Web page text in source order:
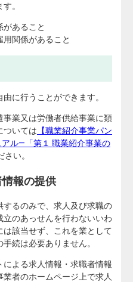
。
があること
用関係があること
に行うことができます。
事業又は労働者供給事業に類
ついては 【職業紹介事業パン
ル―「第１ 職業紹介事業の
い。
報の提供
るのみで、求人及び求職の
のあっせんを行わないいわ
該当せず、これを業として
続は必要ありません。
による求人情報・求職者情報
者のホームページ上で求人